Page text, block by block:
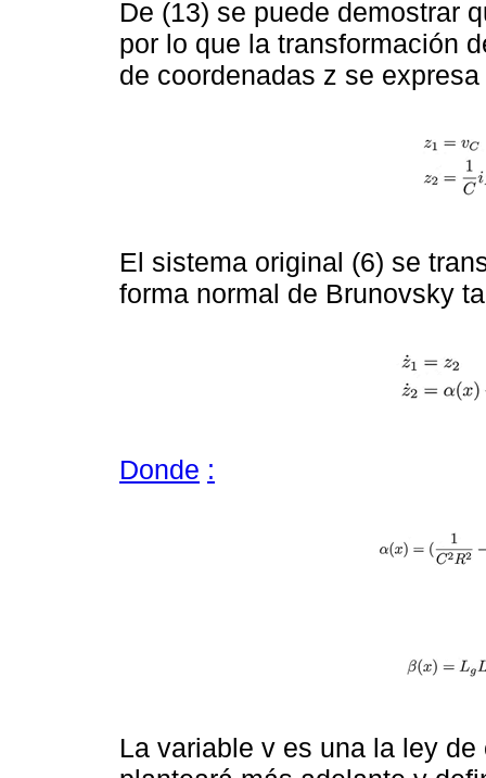
De (13) se puede demostrar
por lo que la transformación
de coordenadas z se expresa
El sistema original (6) se
forma normal de Brunovsky
Donde :
La variable v es una la ley